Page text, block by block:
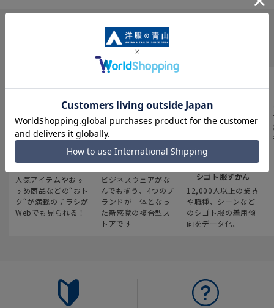
INFORMATION
最新のお買い得情報
人気アイテムやおす
すめ商品などの“おト
ク“が満載のチラシが
Webでも見られる！
スーツスクエア
ビジネスウェアがな
んでも揃う、4つのブ
ランドが一体となっ
た新感覚の複合型ス
トアです
みんなの
シゴト服ずかん
12,000人以上の業界
や職種、シーンなど
のシゴト服の着用傾
向をデータ化。